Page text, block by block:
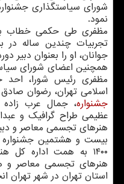
شورای سیاستگذاری
نمود.
مظفری طی حکمی خطاب به
تجربیات چندین ساله در
جوانان، او را بعنوان
همچنین اعضای شورای
مظفری رئیس شورا، احد
اسلامی تهران، رضوان
جشنواره، جمال عرب زاده
عظیمی طراح گرافیک و
هنرهای تجسمی معاصر و
بیست و هشتمین جشنواره
۱۴۰۰ به همت اداره
هنرهای تجسمی معاصر و
استان تهران در شهر تهران